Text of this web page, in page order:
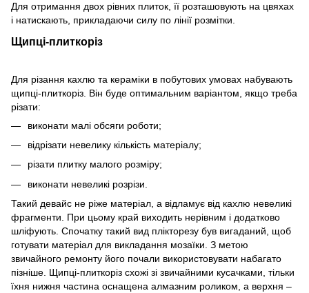
Для отримання двох рівних плиток, її розташовують на цвяхах
і натискають, прикладаючи силу по лінії розмітки.
Щипці-плиткоріз
Для різання кахлю та кераміки в побутових умовах набувають
щипці-плиткоріз. Він буде оптимальним варіантом, якщо треба
різати:
виконати малі обсяги роботи;
відрізати невелику кількість матеріалу;
різати плитку малого розміру;
виконати невеликі розрізи.
Такий девайс не ріже матеріал, а відламує від кахлю невеликі
фрагменти. При цьому край виходить нерівним і додатково
шліфують. Спочатку такий вид плікторезу був вигаданий, щоб
готувати матеріал для викладання мозаїки. З метою
звичайного ремонту його почали використовувати набагато
пізніше. Щипці-плиткоріз схожі зі звичайними кусачками, тільки
їхня нижня частина оснащена алмазним роликом, а верхня –